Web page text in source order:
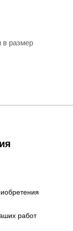
в размер
работ